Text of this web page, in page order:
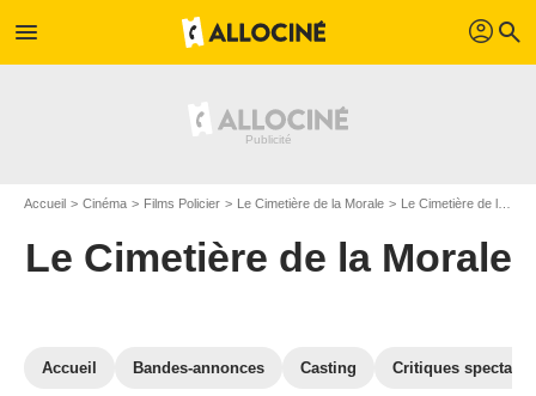
menu profil search
Accueil Cinéma Films Policier Le Cimetière de la Morale Le Cimetière de la Morale en DVD
Le Cimetière de la Morale
Accueil Bandes-annonces Casting Critiques